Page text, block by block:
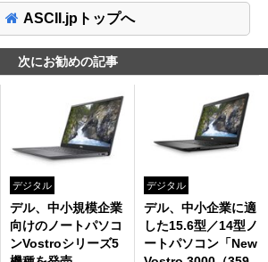
ASCII.jpトップへ
次にお勧めの記事
デジタル
デル、中小規模企業
向けのノートパソコ
ンVostroシリーズ5
デジタル
デル、中小企業に適
した15.6型／14型ノ
ートパソコン「New